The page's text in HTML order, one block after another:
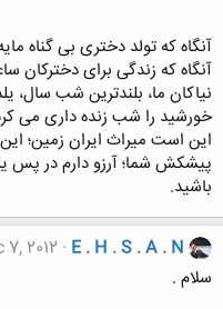
آنگاه که تولد دختری بی گناه
آنگاه که زندگی برای دخترکان
نیاکان ما، بلندترین شب سال،
خورشید را شب زنده داری می
این است میراث ایران زمین؛
پیشکش شما؛ آرزو دارم در پس
باشید.
E . H . S . A . N
7, 2012
سلام .